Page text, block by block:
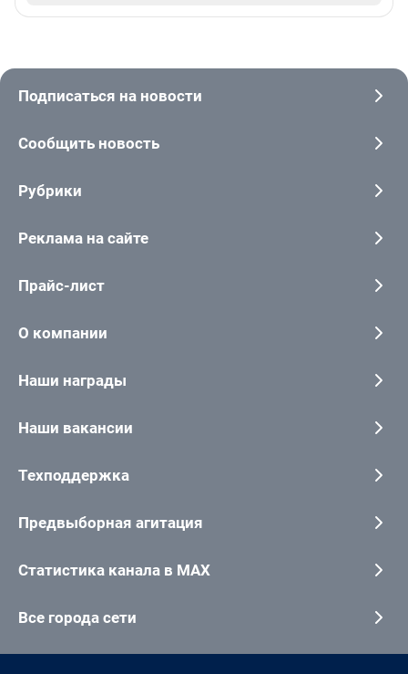
Подписаться на новости
Сообщить новость
Рубрики
Реклама на сайте
Прайс-лист
О компании
Наши награды
Наши вакансии
Техподдержка
Предвыборная агитация
Статистика канала в MAX
Все города сети